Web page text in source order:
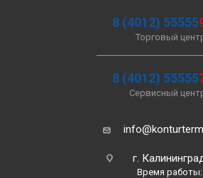
8 (4012) 55555
Торговый
8 (4012) 55555
Сервисный
г.
Время работы: